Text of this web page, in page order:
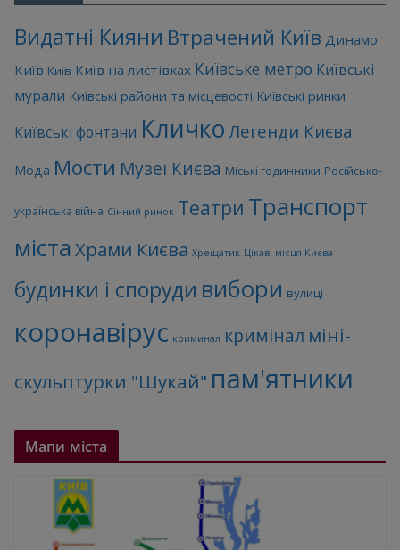
Видатні Кияни Втрачений Київ Динамо
Київ Київ Київ на листівках Київське метро Київські
мурали Київські райони та місцевості Київські ринки
Київські фонтани Кличко Легенди Києва
Мода Мости Музеї Києва Міські годинники Російсько-
українська війна Сінний ринок Театри Транспорт
міста Храми Києва Хрещатик Цікаві місця Києва
будинки і споруди вибори вулиці
коронавірус криминал кримінал міні-
скульптурки "Шукай" пам'ятники
Мапи міста